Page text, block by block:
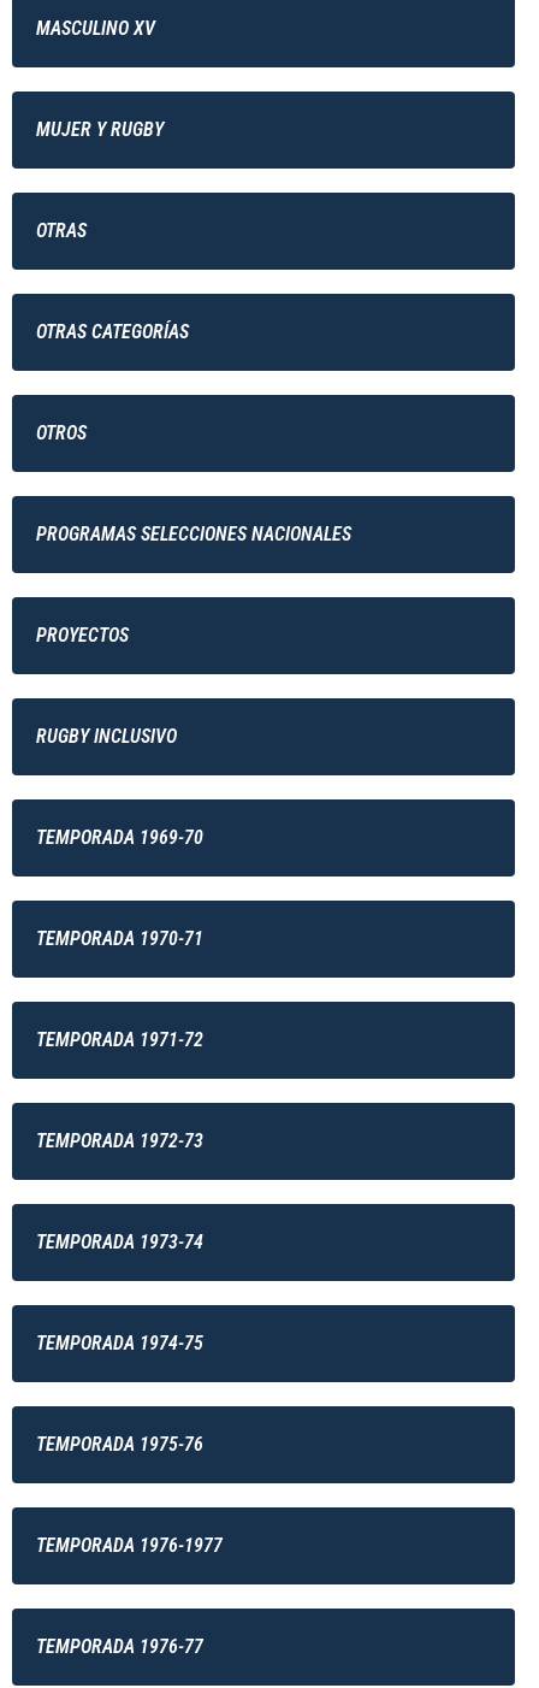
MASCULINO XV
MUJER Y RUGBY
OTRAS
OTRAS CATEGORÍAS
OTROS
PROGRAMAS SELECCIONES NACIONALES
PROYECTOS
RUGBY INCLUSIVO
TEMPORADA 1969-70
TEMPORADA 1970-71
TEMPORADA 1971-72
TEMPORADA 1972-73
TEMPORADA 1973-74
TEMPORADA 1974-75
TEMPORADA 1975-76
TEMPORADA 1976-1977
TEMPORADA 1976-77